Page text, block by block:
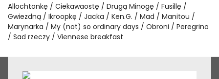
Allochtonkę Ciekawaostę Drugą Minogę
Fusillę
Gwiezdną
Ikroopkę Jacka Ken.G. Mad
Manitou
Marynarka
My (not) so ordinary days Obroni
Peregrino
Sad rzeczy
Viennese breakfast